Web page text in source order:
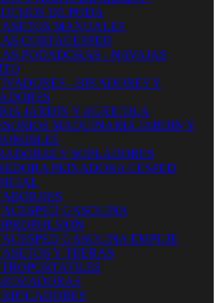
DE PODA
MANUALES
CORTACESPED
PODADORAS - NAVAJAS
- BINADORES Y
JARDIN Y AGRICOLA
MAQUINARIA JARDIN Y
Y SOPLADORES
PEINADORA CESPED
GASOLINA
GASOLINA EMPUJE
Y TIJERAS